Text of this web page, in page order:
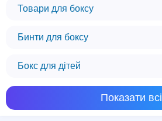
Товари для боксу
Бинти для боксу
Бокс для дітей
Показати всі